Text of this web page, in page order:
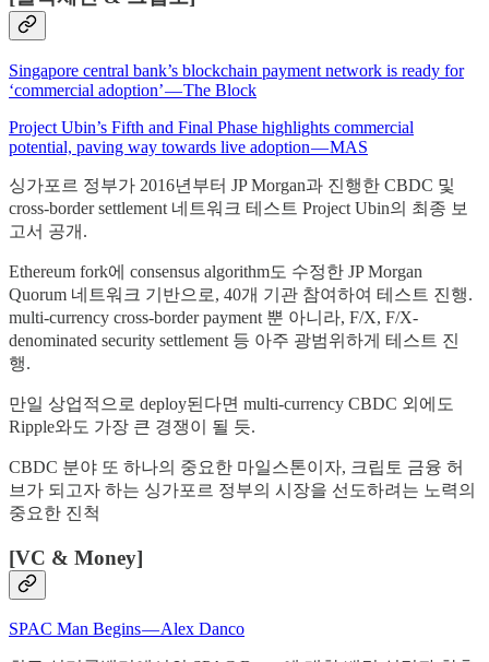
Singapore central bank’s blockchain payment network is ready for
‘commercial adoption’ — The Block
Project Ubin’s Fifth and Final Phase highlights commercial
potential, paving way towards live adoption — MAS
싱가포르 정부가 2016년부터 JP Morgan과 진행한 CBDC 및
cross-border settlement 네트워크 테스트 Project Ubin의 최종 보
고서 공개.
Ethereum fork에 consensus algorithm도 수정한 JP Morgan
Quorum 네트워크 기반으로, 40개 기관 참여하여 테스트 진행.
multi-currency cross-border payment 뿐 아니라, F/X, F/X-
denominated security settlement 등 아주 광범위하게 테스트 진
행.
만일 상업적으로 deploy된다면 multi-currency CBDC 외에도
Ripple와도 가장 큰 경쟁이 될 듯.
CBDC 분야 또 하나의 중요한 마일스톤이자, 크립토 금융 허
브가 되고자 하는 싱가포르 정부의 시장을 선도하려는 노력의
중요한 진척
[VC & Money]
SPAC Man Begins — Alex Danco